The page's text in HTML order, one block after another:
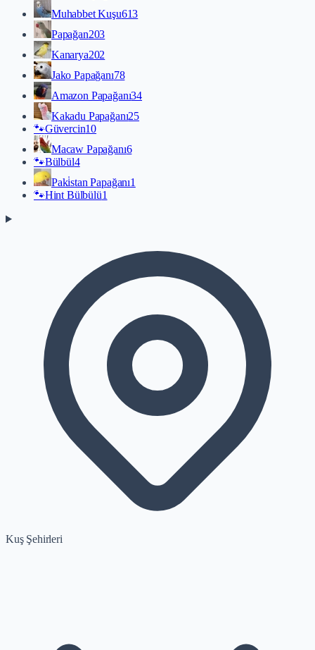
Muhabbet Kuşu613
Papağan203
Kanarya202
Jako Papağanı78
Amazon Papağanı34
Kakadu Papağanı25
🐾Güvercin10
Macaw Papağanı6
🐾Bülbül4
Paki̇stan Papağanı1
🐾Hint Bülbülü1
Kuş Şehirleri